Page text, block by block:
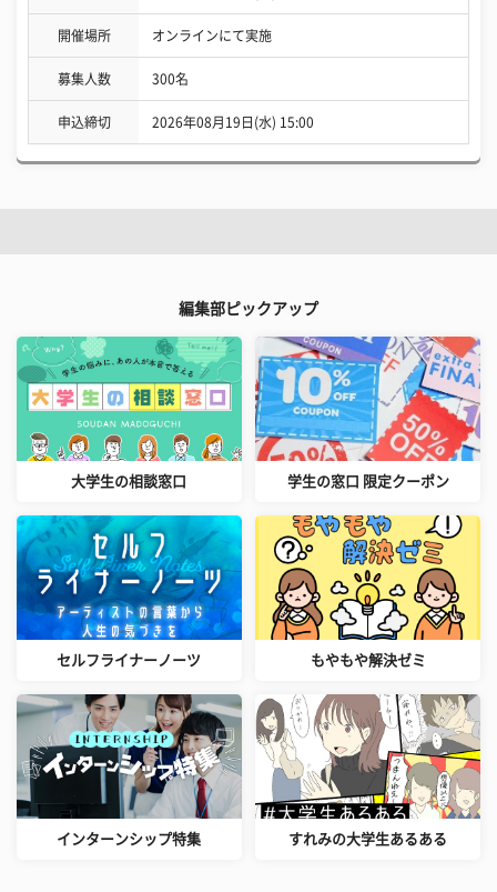
開催場所 オンラインにて実施
募集人数 300名
申込締切 2026年08月19日(水) 15:00
編集部ピックアップ
大学生の相談窓口 学生の窓口 限定クーポン
セルフライナーノーツ もやもや解決ゼミ
インターンシップ特集 すれみの大学生あるある